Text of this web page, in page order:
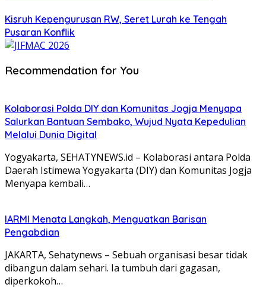
Kisruh Kepengurusan RW, Seret Lurah ke Tengah
Pusaran Konflik
Recommendation for You
Kolaborasi Polda DIY dan Komunitas Jogja Menyapa
Salurkan Bantuan Sembako, Wujud Nyata Kepedulian
Melalui Dunia Digital
Yogyakarta, SEHATYNEWS.id – Kolaborasi antara Polda
Daerah Istimewa Yogyakarta (DIY) dan Komunitas Jogja
Menyapa kembali…
IARMI Menata Langkah, Menguatkan Barisan
Pengabdian
JAKARTA, Sehatynews – Sebuah organisasi besar tidak
dibangun dalam sehari. Ia tumbuh dari gagasan,
diperkokoh…